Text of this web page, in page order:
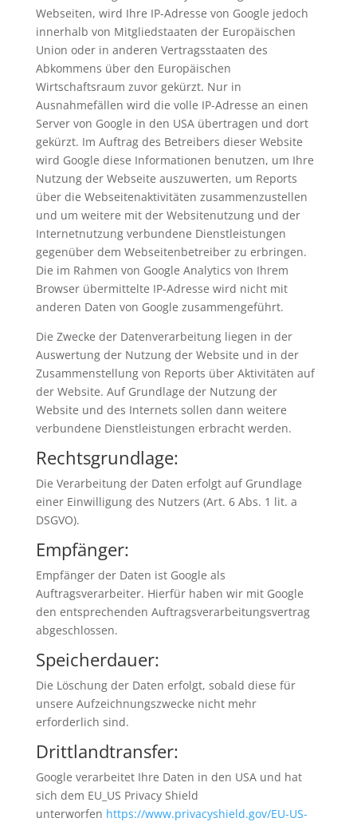
Webseiten, wird Ihre IP-Adresse von Google jedoch
innerhalb von Mitgliedstaaten der Europäischen
Union oder in anderen Vertragsstaaten des
Abkommens über den Europäischen
Wirtschaftsraum zuvor gekürzt. Nur in
Ausnahmefällen wird die volle IP-Adresse an einen
Server von Google in den USA übertragen und dort
gekürzt. Im Auftrag des Betreibers dieser Website
wird Google diese Informationen benutzen, um Ihre
Nutzung der Webseite auszuwerten, um Reports
über die Webseitenaktivitäten zusammenzustellen
und um weitere mit der Websitenutzung und der
Internetnutzung verbundene Dienstleistungen
gegenüber dem Webseitenbetreiber zu erbringen.
Die im Rahmen von Google Analytics von Ihrem
Browser übermittelte IP-Adresse wird nicht mit
anderen Daten von Google zusammengeführt.
Die Zwecke der Datenverarbeitung liegen in der
Auswertung der Nutzung der Website und in der
Zusammenstellung von Reports über Aktivitäten auf
der Website. Auf Grundlage der Nutzung der
Website und des Internets sollen dann weitere
verbundene Dienstleistungen erbracht werden.
Rechtsgrundlage:
Die Verarbeitung der Daten erfolgt auf Grundlage
einer Einwilligung des Nutzers (Art. 6 Abs. 1 lit. a
DSGVO).
Empfänger:
Empfänger der Daten ist Google als
Auftragsverarbeiter. Hierfür haben wir mit Google
den entsprechenden Auftragsverarbeitungsvertrag
abgeschlossen.
Speicherdauer:
Die Löschung der Daten erfolgt, sobald diese für
unsere Aufzeichnungszwecke nicht mehr
erforderlich sind.
Drittlandtransfer:
Google verarbeitet Ihre Daten in den USA und hat
sich dem EU_US Privacy Shield
unterworfen https://www.privacyshield.gov/EU-US-